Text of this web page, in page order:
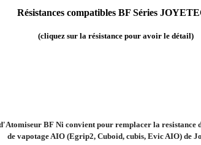
Résistances compatibles BF Séries
(cliquez sur la résistance pour avoir le détail)
BF Ni convient pour remplacer la resistance
de vapotage AIO (Egrip2, Cuboid, cubis, Evic AIO) de